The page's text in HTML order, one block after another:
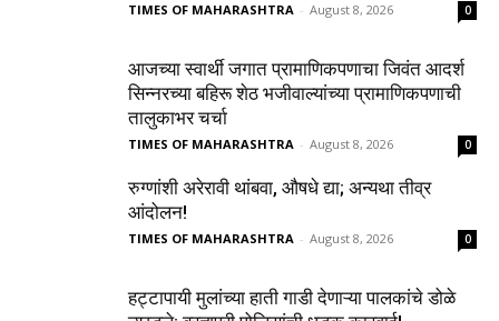
TIMES OF MAHARASHTRA - August 8, 2026 0
आजच्या स्वार्थी जगात प्रामाणिकपणाचा जिवंत आदर्श
सिन्नरच्या बहिरू शेठ भजीवाल्यांच्या प्रामाणिकपणाची
तालुकाभर चर्चा
TIMES OF MAHARASHTRA - August 8, 2026 0
रुग्णांशी अरेरावी थांबवा, औषधे द्या; अन्यथा तीव्र
आंदोलन!
TIMES OF MAHARASHTRA - August 8, 2026 0
हट्टापायी मुलांच्या हाती गाडी देणाऱ्या पालकांचे डोळे